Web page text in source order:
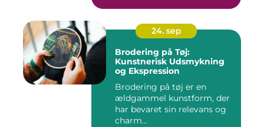
24. sep
Brodering på Tøj:
Kunstnerisk Udsmykning
og Ekspression
Brodering på tøj er en
ældgammel kunstform, der
har bevaret sin relevans og
charm...